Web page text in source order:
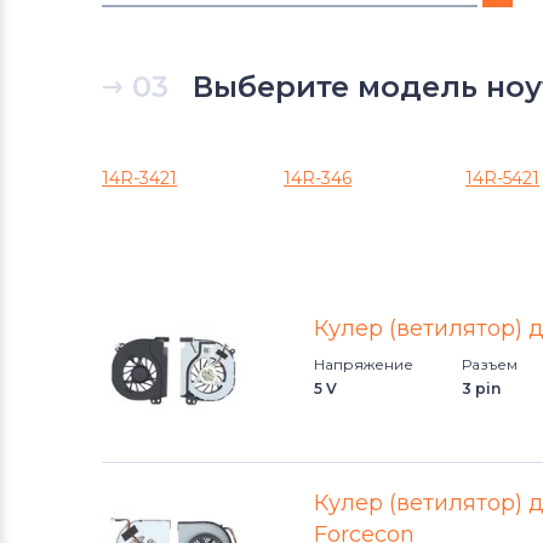
Вентиляторы (кулеры)
Вентиляторы (кулеры) eMachines
Вентиляторы (кулеры)
Клавиатуры
Bell
Вентиляторы (кулеры)Hannspree
03 Выберите модель
14R-3421 14R-346 14R-5421
Кулер (ветилятор)
Напряжение
5 V
Разъем
3 pin
Кулер (ветилятор)
Forcecon